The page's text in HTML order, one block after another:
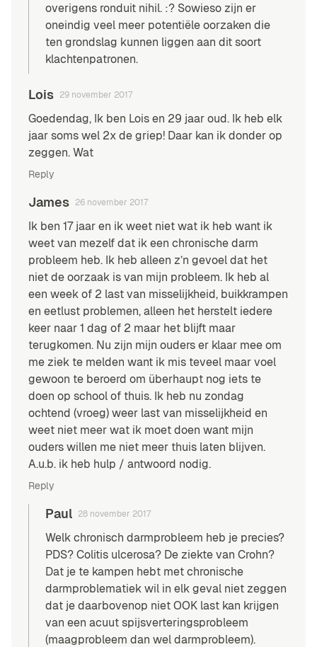
overigens ronduit nihil. :? Sowieso zijn er
oneindig veel meer potentiële oorzaken die
ten grondslag kunnen liggen aan dit soort
klachtenpatronen.
Lois 29 november 2017
Goedendag, Ik ben Lois en 29 jaar oud. Ik heb elk
jaar soms wel 2x de griep! Daar kan ik donder op
zeggen. Wat
Reply
James 26 november 2017
Ik ben 17 jaar en ik weet niet wat ik heb want ik
weet van mezelf dat ik een chronische darm
probleem heb. Ik heb alleen z’n gevoel dat het
niet de oorzaak is van mijn probleem. Ik heb al
een week of 2 last van misselijkheid, buikkrampen
en eetlust problemen, alleen het herstelt iedere
keer naar 1 dag of 2 maar het blijft maar
terugkomen. Nu zijn mijn ouders er klaar mee om
me ziek te melden want ik mis teveel maar voel
gewoon te beroerd om überhaupt nog iets te
doen op school of thuis. Ik heb nu zondag
ochtend (vroeg) weer last van misselijkheid en
weet niet meer wat ik moet doen want mijn
ouders willen me niet meer thuis laten blijven.
A.u.b. ik heb hulp / antwoord nodig.
Reply
Paul 28 november 2017
Welk chronisch darmprobleem heb je precies?
PDS? Colitis ulcerosa? De ziekte van Crohn?
Dat je te kampen hebt met chronische
darmproblematiek wil in elk geval niet zeggen
dat je daarbovenop niet OOK last kan krijgen
van een acuut spijsverteringsprobleem
(maagprobleem dan wel darmprobleem).